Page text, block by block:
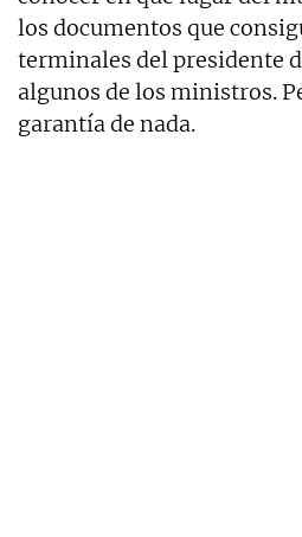
los documentos que
terminales del presidente
algunos de los ministros.
garantía de nada.